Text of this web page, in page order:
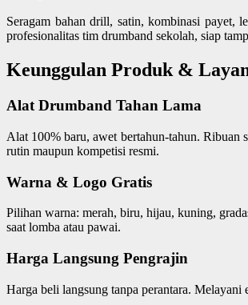
Seragam bahan drill, satin, kombinasi payet,
profesionalitas tim drumband sekolah, siap
Keunggulan Produk &
Alat Drumband Tahan Lama
Alat 100% baru, awet bertahun-tahun. Ribuan
rutin maupun kompetisi resmi.
Warna & Logo Gratis
Pilihan warna: merah, biru, hijau, kuning,
saat lomba atau pawai.
Harga Langsung Pengrajin
Harga beli langsung tanpa perantara. Melayani